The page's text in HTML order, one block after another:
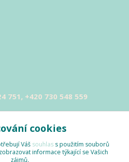
751, +420 730 548 559
cookies
Váš souhlas s použitím souborů
informace týkající se Vašich
zájmů.